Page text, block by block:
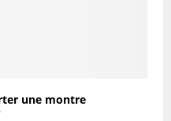
une montre